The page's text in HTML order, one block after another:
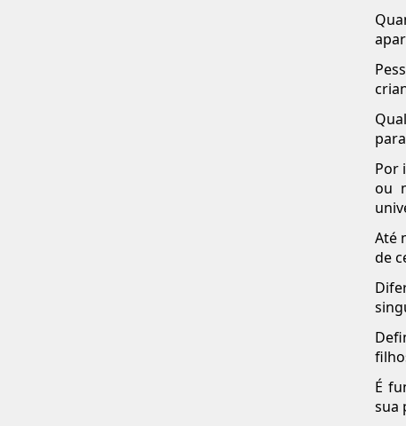
Por
ou
Até
de
É
sua